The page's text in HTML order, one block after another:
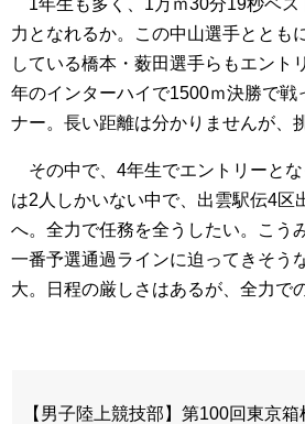
1年生も多く、1万ｍ30分19秒ベス
力となれるか。この中山選手ととも
している橋本・薮田選手らもエント
年のインターハイで1500ｍ決勝で戦
ナー。長い距離は分かりませんが、
その中で、4年生でエントリーと
は2人しかいない中で、出雲駅伝4区
へ。全力で任務を全うしたい。こう
一番予選通過ラインに迫ってきそう
大。日程の厳しさはあるが、全力で
【男子陸上競技部】第100回東京